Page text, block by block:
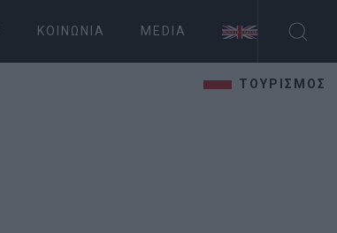
ΚΟΙΝΩΝΊΑ MEDIA
ΤΟΥΡΙΣΜΟΣ